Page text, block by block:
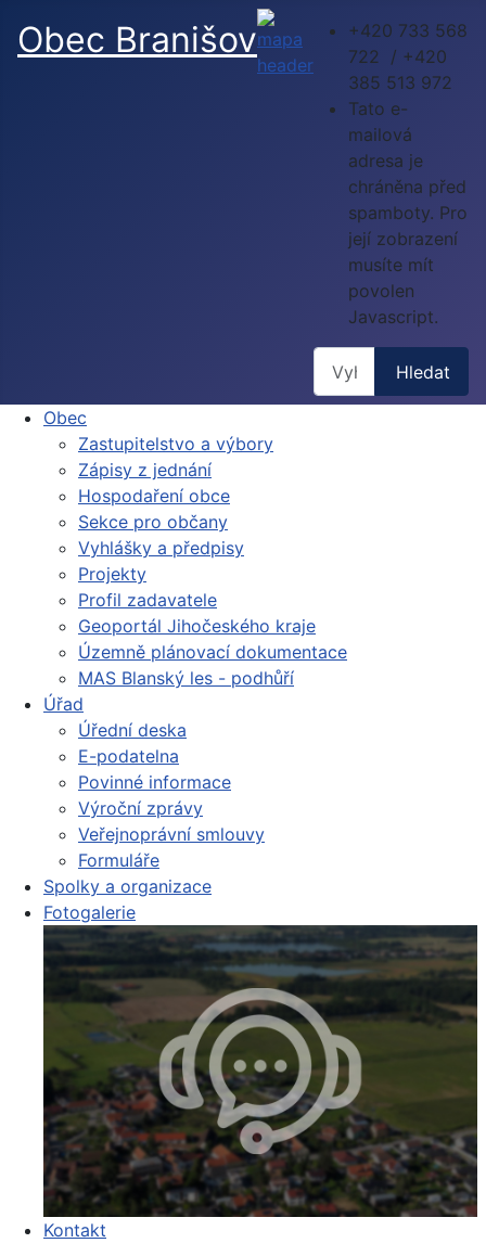
Obec Branišov
+420 733 568
722 / +420
385 513 972
Tato e-
mailová
adresa je
chráněna před
spamboty. Pro
její zobrazení
musíte mít
povolen
Javascript.
Hledat
Obec
Zastupitelstvo a výbory
Zápisy z jednání
Hospodaření obce
Sekce pro občany
Vyhlášky a předpisy
Projekty
Profil zadavatele
Geoportál Jihočeského kraje
Územně plánovací dokumentace
MAS Blanský les - podhůří
Úřad
Úřední deska
E-podatelna
Povinné informace
Výroční zprávy
Veřejnoprávní smlouvy
Formuláře
Spolky a organizace
Fotogalerie
Kontakt